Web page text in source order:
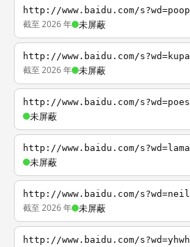
http://www.baidu.com/s?wd=poop
截至 2026 年 未屏蔽
http://www.baidu.com/s?wd=kupa
截至 2026 年 未屏蔽
http://www.baidu.com/s?wd=poes
未屏蔽
http://www.baidu.com/s?wd=lama
未屏蔽
http://www.baidu.com/s?wd=neil
截至 2026 年 未屏蔽
http://www.baidu.com/s?wd=yhwh